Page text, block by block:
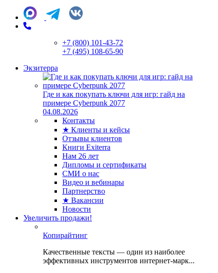
+7 (800) 101-43-72
+7 (495) 108-65-90
Экзитерра
Где и как покупать ключи для игр: гайд на
примере Cyberpunk 2077
04.08.2026
Контакты
★ Клиенты и кейсы
Отзывы клиентов
Книги Exiterra
Нам 26 лет
Дипломы и сертификаты
СМИ о нас
Видео и вебинары
Партнерство
★ Вакансии
Новости
Увеличить продажи!
Копирайтинг
Качественные тексты — один из наиболее
эффективных инструментов интернет-марк...